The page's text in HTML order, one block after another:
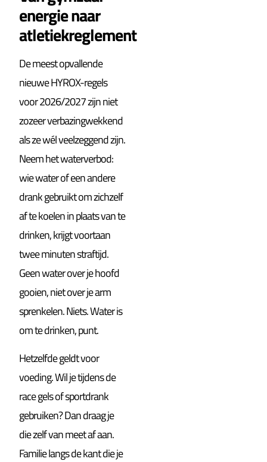
energie naar
atletiekreglement
De meest opvallende
nieuwe HYROX-regels
voor 2026/2027 zijn niet
zozeer verbazingwekkend
als ze wél veelzeggend zijn.
Neem het waterverbod:
wie water of een andere
drank gebruikt om zichzelf
af te koelen in plaats van te
drinken, krijgt voortaan
twee minuten straftijd.
Geen water over je hoofd
gooien, niet over je arm
sprenkelen. Niets. Water is
om te drinken, punt.
Hetzelfde geldt voor
voeding. Wil je tijdens de
race gels of sportdrank
gebruiken? Dan draag je
die zelf van meet af aan.
Familie langs de kant die je